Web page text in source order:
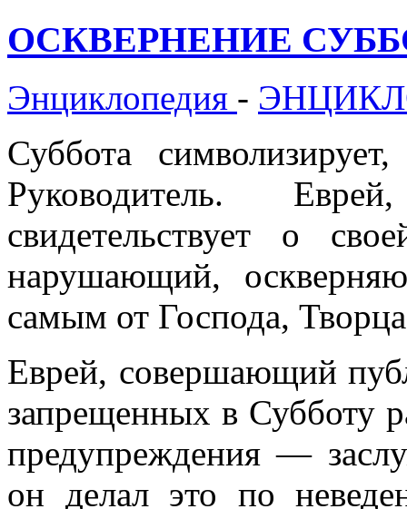
ОСКВЕРНЕНИЕ
Энциклопедия -
Суббота
Руководитель.
свидетельствует о
нарушающий,
самым от Господа,
Еврей, совершающий
запрещенных в Субботу
предупреждения —
он делал это по